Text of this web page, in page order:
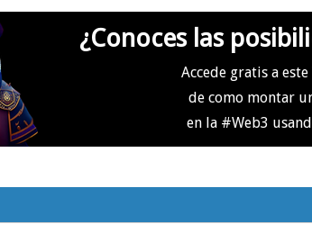
¿Conoces las
Accede gratis a
de como montar
en la #Web3